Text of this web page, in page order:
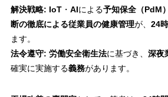
解決戦略: IoT・ AIによる予知保全（PdM
断の徹底による従業員の健康管理が、 24
ます。
法令遵守: 労働安全衛生法に基づき、 深夜
確実に実施する義務があります。